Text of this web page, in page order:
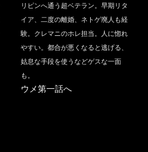
リピンへ通う超ベテラン。早期リタ
イア、二度の離婚、ネトゲ廃人も経
験。クレマニのホレ担当。人に惚れ
やすい。都合が悪くなると逃げる、
姑息な手段を使うなどゲスな一面
も。
ウメ第一話へ